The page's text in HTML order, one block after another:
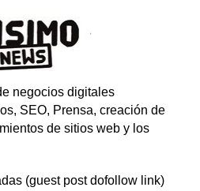
negocios digitales
SEO, Prensa, creación de
de sitios web y los
(guest post dofollow link)